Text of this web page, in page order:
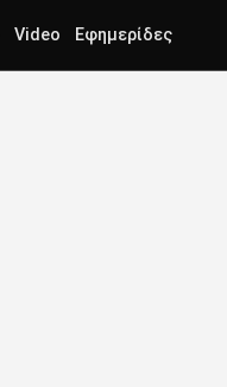
Video Εφημερίδες